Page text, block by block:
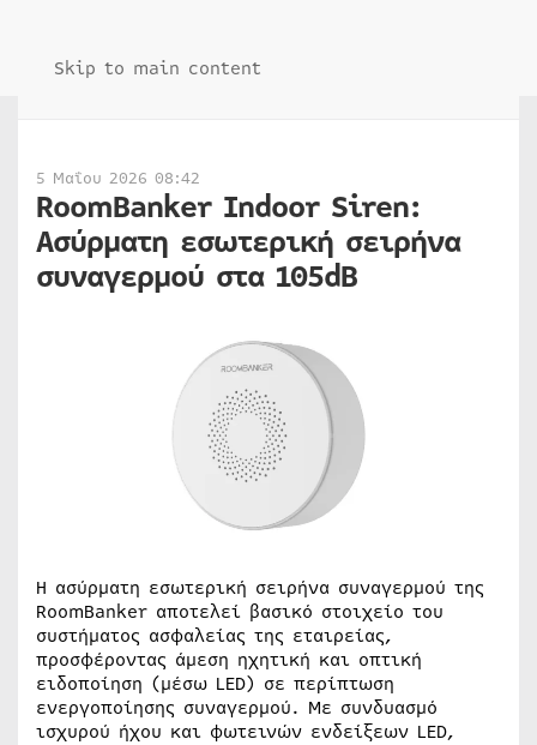
Skip to main content
5 Μαΐου 2026 08:42
RoomBanker Indoor Siren:
Ασύρματη εσωτερική σειρήνα
συναγερμού στα 105dB
Η ασύρματη εσωτερική σειρήνα συναγερμού της
RoomBanker αποτελεί βασικό στοιχείο του
συστήματος ασφαλείας της εταιρείας,
προσφέροντας άμεση ηχητική και οπτική
ειδοποίηση (μέσω LED) σε περίπτωση
ενεργοποίησης συναγερμού. Με συνδυασμό
ισχυρού ήχου και φωτεινών ενδείξεων LED,